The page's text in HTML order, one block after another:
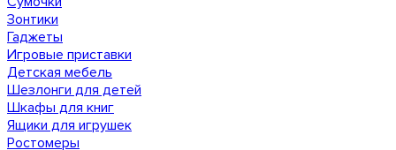
Зонтики
Гаджеты
Игровые приставки
Детская мебель
Шезлонги для детей
Шкафы для книг
Ящики для игрушек
Ростомеры